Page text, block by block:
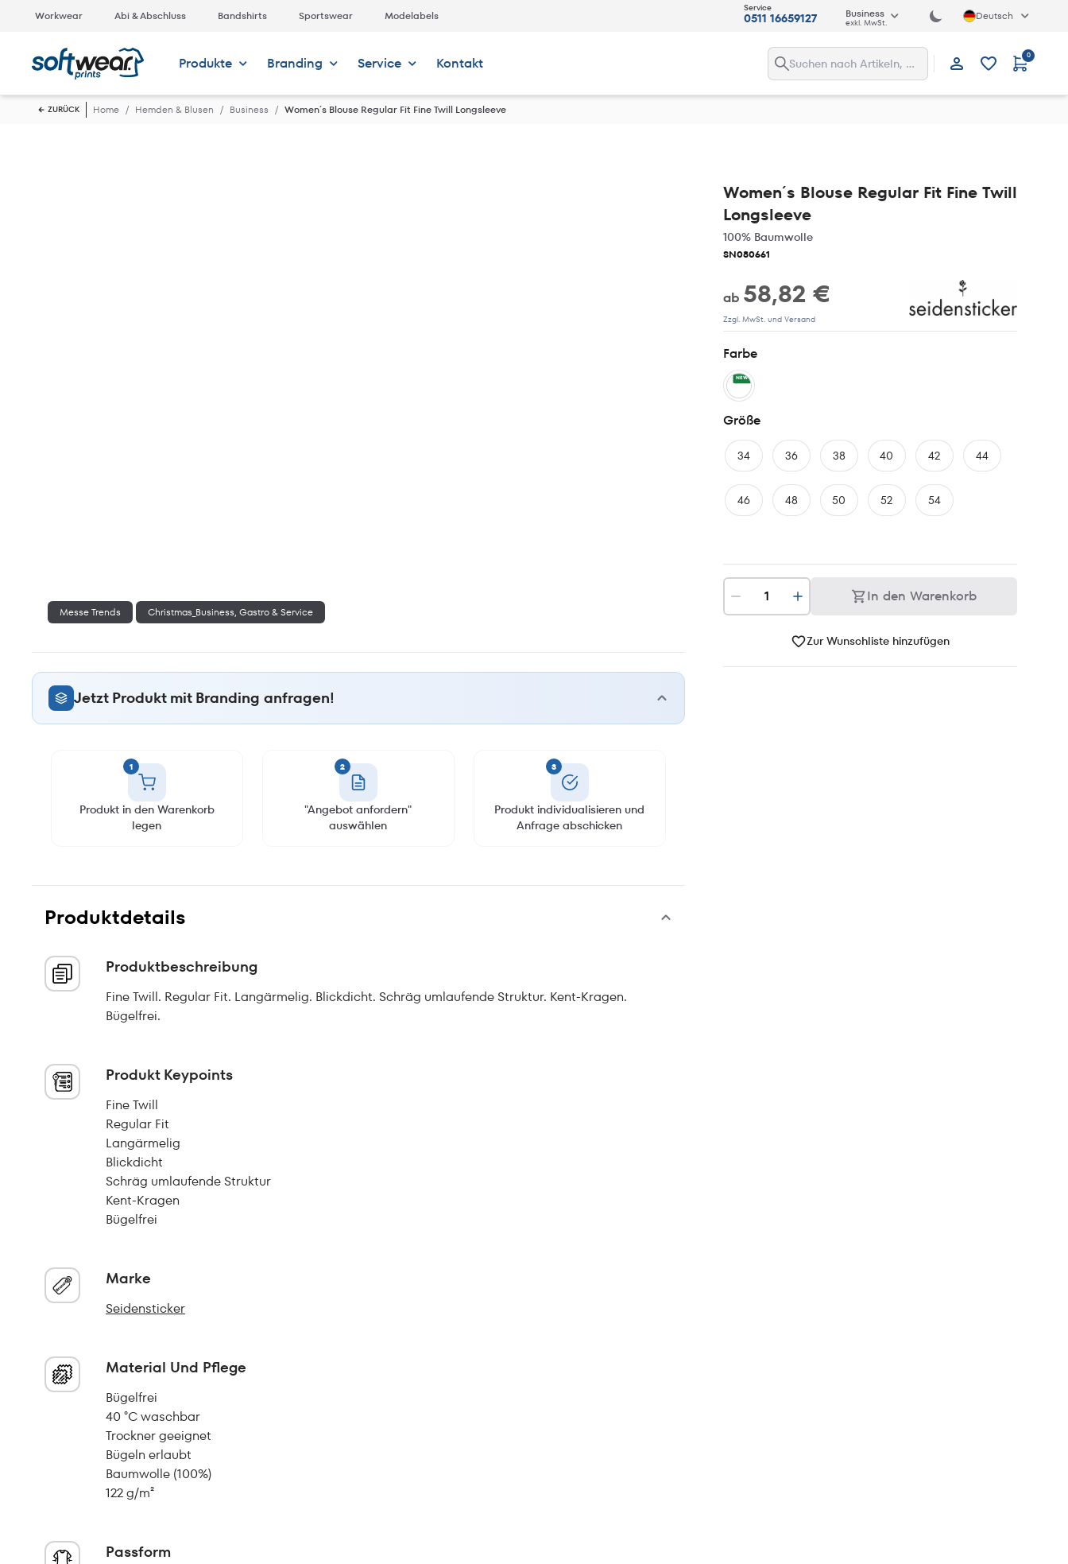
Workwear Abi & Abschluss Bandshirts Sportswear Modelabels
Service
0511 16659127 Business
exkl. MwSt. Deutsch
Produkte Branding Service Kontakt Anmelden
0
ZURÜCK Home Hemden & Blusen Business Women´s Blouse Regular Fit Fine Twill Longsleeve
Messe Trends Christmas_Business, Gastro & Service
Women´s Blouse Regular Fit Fine Twill
Longsleeve
100% Baumwolle
SN080661
ab 58,82 €
Zzgl. MwSt. und Versand
Farbe
NEW
Größe
34 36 38 40 42 44
46 48 50 52 54
In den Warenkorb
Zur Wunschliste hinzufügen
Jetzt Produkt mit Branding anfragen!
1
Produkt in den Warenkorb
legen
2
"Angebot anfordern"
auswählen
3
Produkt individualisieren und
Anfrage abschicken
Produktdetails
Produktbeschreibung
Fine Twill. Regular Fit. Langärmelig. Blickdicht. Schräg umlaufende Struktur. Kent-Kragen.
Bügelfrei.
Produkt Keypoints
Fine Twill
Regular Fit
Langärmelig
Blickdicht
Schräg umlaufende Struktur
Kent-Kragen
Bügelfrei
Marke
Seidensticker
Material Und Pflege
Bügelfrei
40 °C waschbar
Trockner geeignet
Bügeln erlaubt
Baumwolle (100%)
122 g/m²
Passform